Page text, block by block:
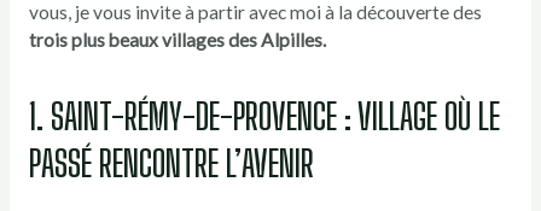
vous, je vous invite à partir avec moi à la découverte des
trois plus beaux villages des Alpilles.
1. SAINT-RÉMY-DE-PROVENCE : VILLAGE OÙ LE
PASSÉ RENCONTRE L’AVENIR